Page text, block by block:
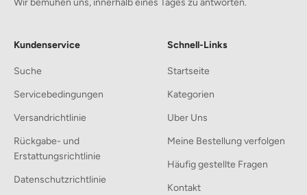
Einfache Pflege:
Perfekt für jeden Anlass:
Hauch von Eleganz zu verleihen.
Wir bemühen uns, innerhalb eines Tages zu antworten.
Kundenservice
Suche
Servicebedingungen
Versandrichtlinie
Rückgabe- und
Erstattungsrichtlinie
Datenschutzrichtlinie
Schnell-Links
Startseite
Kategorien
Uber Uns
Meine Bestellung verfolgen
Häufig gestellte Fragen
Kontakt